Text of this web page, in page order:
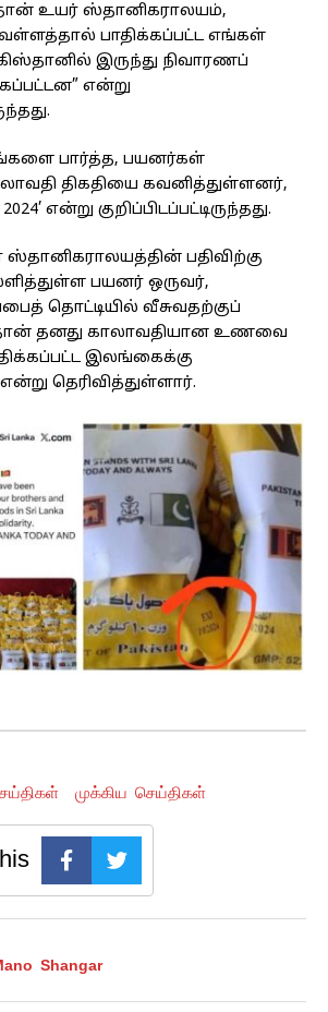
உயர் ஸ்தானிகராலயம்,
பாதிக்கப்பட்ட எங்கள்
இருந்து நிவாரணப்
என்று
பார்த்த, பயனர்கள்
திகதியை கவனித்துள்ளனர்,
என்று குறிப்பிடப்பட்டிருந்தது.
பதிவிற்கு
பயனர் ஒருவர்,
தொட்டியில் வீசுவதற்குப்
தனது காலாவதியான உணவை
இலங்கைக்கு
தெரிவித்துள்ளார்.
முக்கிய செய்திகள்
Shangar